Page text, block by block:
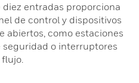
entradas proporciona
de control y dispositivos
abiertos, como estaciones
o interruptores
flujo.